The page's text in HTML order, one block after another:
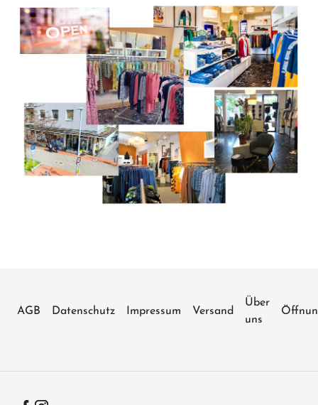
AGB Datenschutz Impressum Versand
Über
uns